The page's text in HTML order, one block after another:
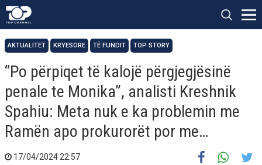
AKTUALITET KRYESORE TË FUNDIT TOP STORY
“Po përpiqet të kalojë përgjegjësinë
penale te Monika”, analisti Kreshnik
Spahiu: Meta nuk e ka problemin me
Ramën apo prokurorët por me…
17/04/2024 22:57